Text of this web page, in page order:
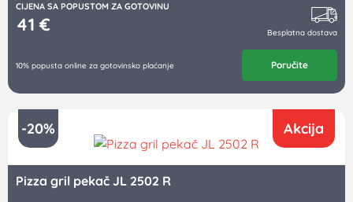
CIJENA SA POPUSTOM ZA GOTOVINU
41 € Besplatna dostava
10% popusta online za gotovinsko plaćanje Poručite
-20% Akcija
Pizza gril pekač JL 2502 R